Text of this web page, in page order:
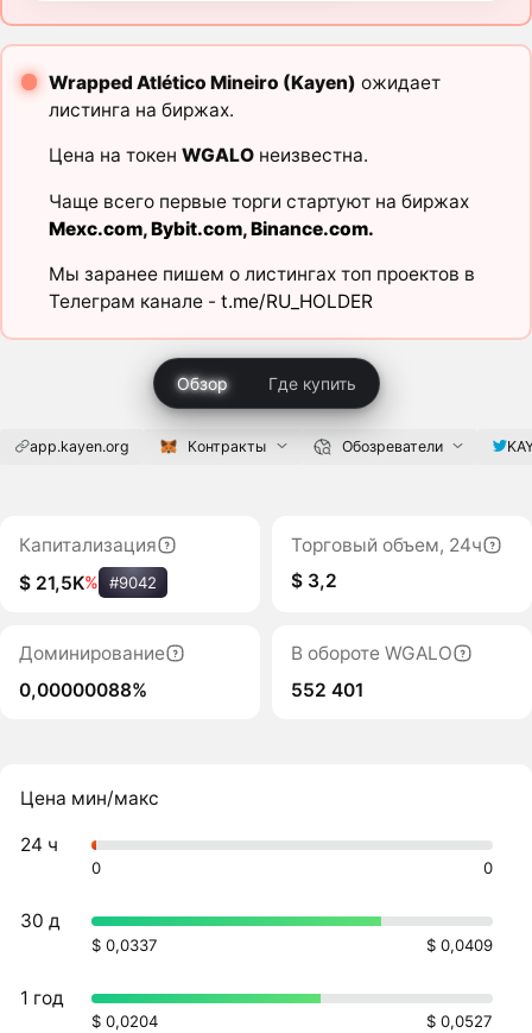
Wrapped Atlético Mineiro (Kayen) ожидает
листинга на биржах.
Цена на токен WGALOнеизвестна.
Чаще всего первые торги стартуют на биржах
Mexc.com,Bybit.com,Binance.com.
Мы заранее пишем о листингах топ проектов в
Телеграм канале - t.me/RU_HOLDER
Обзор Где купить
app.kayen.org Контракты Обозреватели
Капитализация
$ 21,5K% #9042
Торговый объем, 24ч
$ 3,2
Доминирование
0,00000088%
В обороте WGALO
552 401
Цена мин/макс
24 ч
0 0
30 д
$ 0,0337 $ 0,0409
1 год
$ 0,0204 $ 0,0527